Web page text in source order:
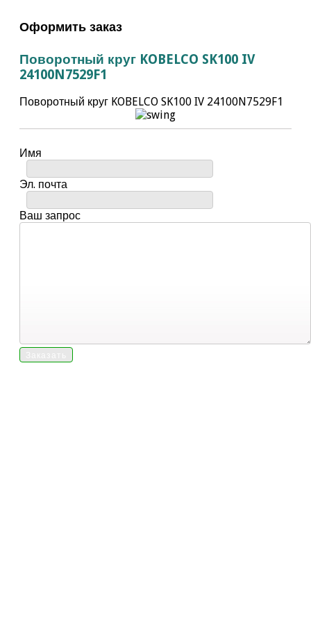
Оформить заказ
Поворотный круг KOBELCO SK100 IV
24100N7529F1
Поворотный круг KOBELCO SK100 IV 24100N7529F1
Имя
Эл. почта
Ваш запрос